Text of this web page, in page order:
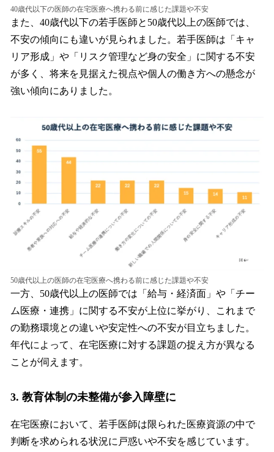
40歳代以下の医師の在宅医療へ携わる前に感じた課題や不安
また、40歳代以下の若手医師と50歳代以上の医師では、
不安の傾向にも違いが見られました。若手医師は「キャ
リア形成」や「リスク管理など身の安全」に関する不安
が多く、将来を見据えた視点や個人の働き方への懸念が
強い傾向にありました。
50歳代以上の医師の在宅医療へ携わる前に感じた課題や不安
一方、50歳代以上の医師では「給与・経済面」や「チー
ム医療・連携」に関する不安が上位に挙がり、これまで
の勤務環境との違いや安定性への不安が目立ちました。
年代によって、在宅医療に対する課題の捉え方が異なる
ことが伺えます。
3. 教育体制の未整備が参入障壁に
在宅医療において、若手医師は限られた医療資源の中で
判断を求められる状況に戸惑いや不安を感じています。